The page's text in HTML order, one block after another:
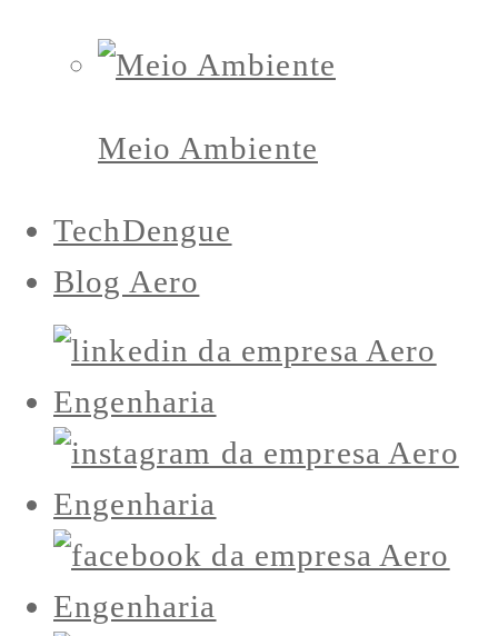
Meio Ambiente
TechDengue
Blog Aero